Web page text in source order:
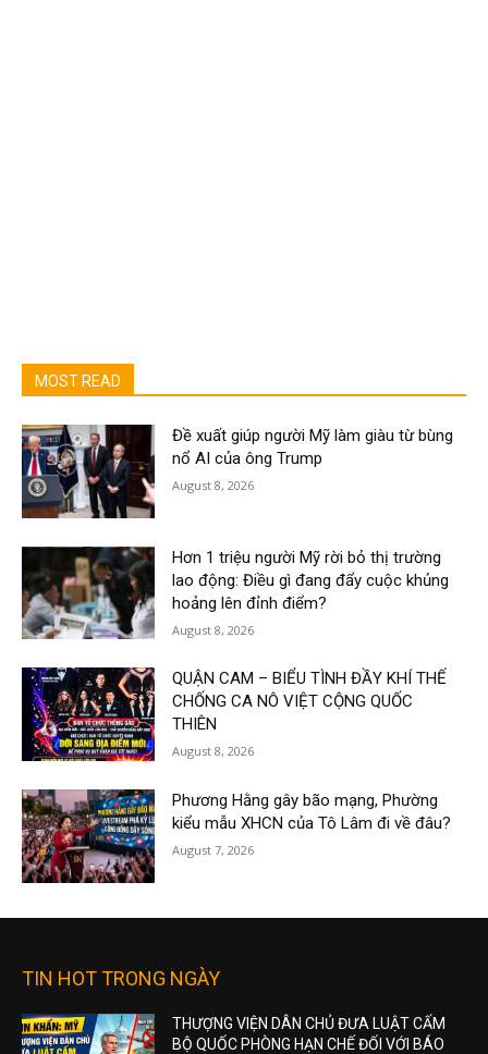
MOST READ
Đề xuất giúp người Mỹ làm giàu từ bùng
nổ AI của ông Trump
August 8, 2026
Hơn 1 triệu người Mỹ rời bỏ thị trường
lao động: Điều gì đang đẩy cuộc khủng
hoảng lên đỉnh điểm?
August 8, 2026
QUẬN CAM – BIỂU TÌNH ĐẦY KHÍ THẾ
CHỐNG CA NÔ VIỆT CỘNG QUỐC
THIÊN
August 8, 2026
Phương Hằng gây bão mạng, Phường
kiểu mẫu XHCN của Tô Lâm đi về đâu?
August 7, 2026
TIN HOT TRONG NGÀY
THƯỢNG VIỆN DÂN CHỦ ĐƯA LUẬT CẤM
BỘ QUỐC PHÒNG HẠN CHẾ ĐỐI VỚI BÁO